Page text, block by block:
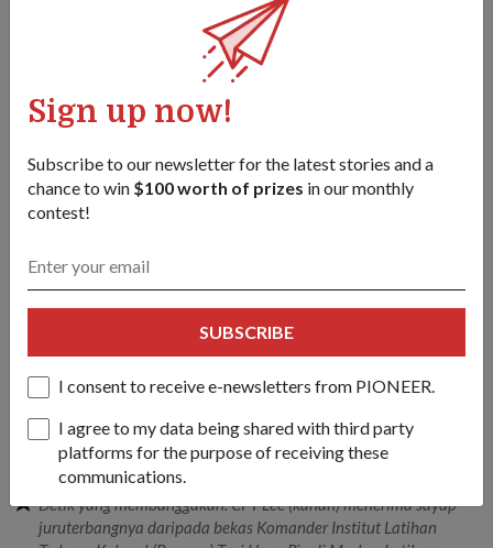
Sign up now!
Subscribe to our newsletter for the latest stories and a
chance to win $100 worth of prizes in our monthly
contest!
SUBSCRIBE
I consent to receive e-newsletters from PIONEER.
I agree to my data being shared with third party
platforms for the purpose of receiving these
communications.
merasakan pencapaian yang paling hebat apabila mendarat."
Kursus sembilan bulan itu melatih pelatih juruterbang untuk
terbang menggunakan jurulatih pesawat Pilatus PC-21.
Mereka didedahkan kepada pelbagai jenis kemahiran
berkaitan penerbangan serta turutan dan pergerakan
Detik yang membanggakan: CPT Lee (kanan) menerima sayap
juruterbangnya daripada bekas Komander Institut Latihan